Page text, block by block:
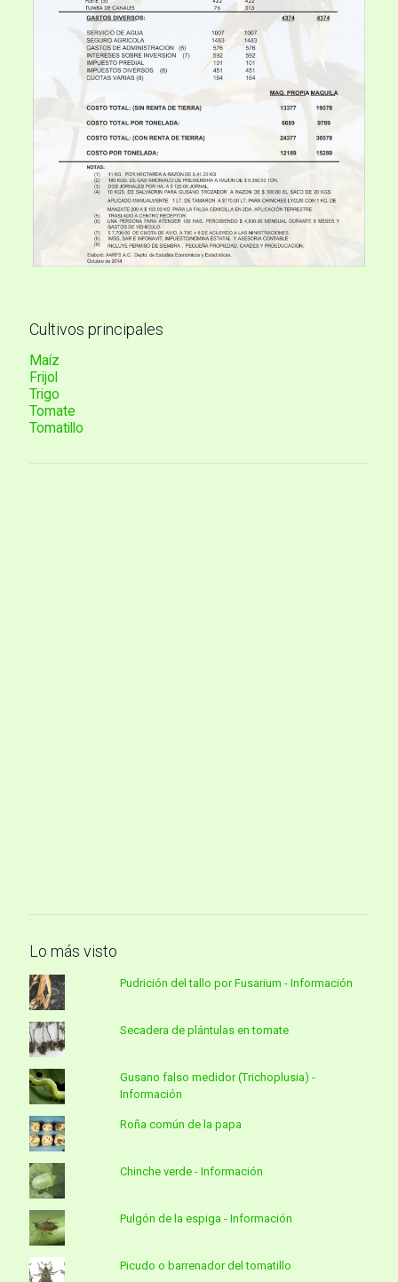
Cultivos principales
Maíz
Frijol
Trigo
Tomate
Tomatillo
Lo más visto
Pudrición del tallo por Fusarium - Información
Secadera de plántulas en tomate
Gusano falso medidor (Trichoplusia) -
Información
Roña común de la papa
Chinche verde - Información
Pulgón de la espiga - Información
Picudo o barrenador del tomatillo